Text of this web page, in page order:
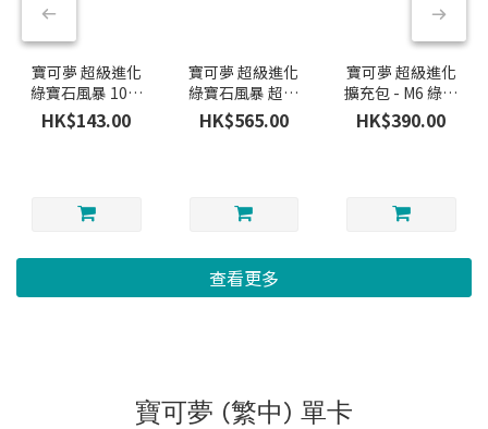
寶可夢 超級進化
綠寶石風暴 10包
組合Plus - M6-
10P 原盒
HK$143.00
寶可夢 超級進化
綠寶石風暴 超級
進化夥伴組合-
M6-40P
HK$565.00
寶可夢 超級進化
擴充包 - M6 綠寶
石風暴 原盒
HK$390.00
查看更多
寶可夢 (繁中) 單卡